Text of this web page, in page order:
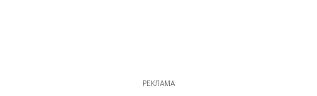
РЕКЛАМА